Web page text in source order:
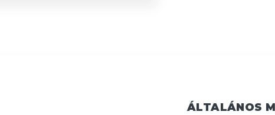
ÁLTALÁNOS